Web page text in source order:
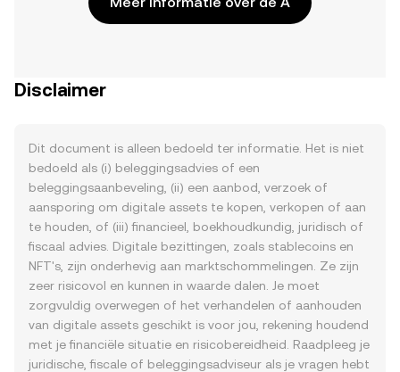
Disclaimer
Dit document is alleen bedoeld ter informatie. Het is niet
bedoeld als (i) beleggingsadvies of een
beleggingsaanbeveling, (ii) een aanbod, verzoek of
aansporing om digitale assets te kopen, verkopen of aan
te houden, of (iii) financieel, boekhoudkundig, juridisch of
fiscaal advies. Digitale bezittingen, zoals stablecoins en
NFT's, zijn onderhevig aan marktschommelingen. Ze zijn
zeer risicovol en kunnen in waarde dalen. Je moet
zorgvuldig overwegen of het verhandelen of aanhouden
van digitale assets geschikt is voor jou, rekening houdend
met je financiële situatie en risicobereidheid. Raadpleeg je
juridische, fiscale of beleggingsadviseur als je vragen hebt